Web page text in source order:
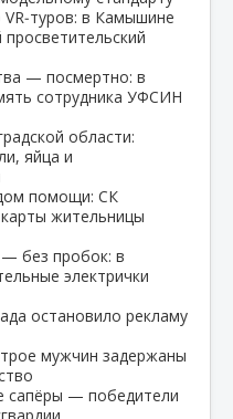
в Камышине
— посмертно: в
сотрудника УФСИН
области:
яйца и
помощи: СК
жительницы
без пробок: в
электрички
остановило рекламу
мужчин задержаны
сапёры — победители